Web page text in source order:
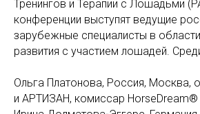
Тренингов и Терапии с Лошадьми
конференции выступят ведущие
зарубежные специалисты в
развития с участием лошадей.
Ольга Платонова, Россия, Москва,
и АРТИЗАН, комиссар HorseDream®